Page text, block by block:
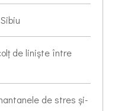
de liniște între
de stres și-